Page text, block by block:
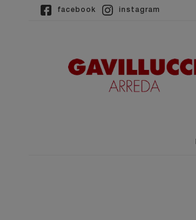
facebook instagram